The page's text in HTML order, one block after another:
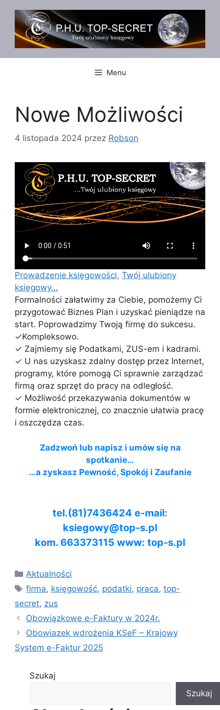
treści
Menu
Nowe Możliwości
4 listopada 2024 przez Robson
Prowadzenie księgowości, Twój ulubiony
księgowy…
Formalności załatwimy za Ciebie, pomożemy Ci
przygotować Biznes Plan i uzyskać pieniądze na
start. Poprowadzimy Twoją firmę do sukcesu.
✓Kompleksowo.
✓ Zajmiemy się Podatkami, ZUS-em i kadrami.
✓ U nas uzyskasz zdalny dostęp przez Internet,
programy, które pomogą Ci sprawnie zarządzać
firmą oraz sprzęt do pracy na odległość.
✓ Możliwość przekazywania dokumentów w
formie elektronicznej, co znacznie ułatwia pracę
i oszczędza czas.
Zadzwoń lub napisz i umów się na
spotkanie…
…a zyskasz Pewność, Spokój i Zaufanie
tel.(81)7436424 e-mail:
ksiegowy@top-s.pl
kom. 663373115 www: top-s.pl
Kategorie
Aktualności
Tagi
firma, księgowość, podatki, praca,top-
secret, zus
Obowiązkowe e-Faktury w 2024r.
Obowiazek wdrożenia KSeF – Krajowy
System e-Faktur 2025
Szukaj
Szukaj